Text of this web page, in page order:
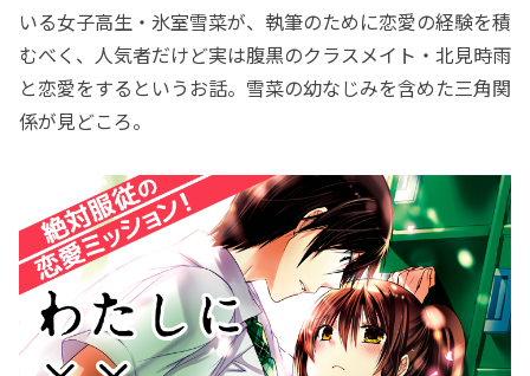
いる女子高生・氷室雪菜が、執筆のために恋愛の経験を積
むべく、人気者だけど実は腹黒のクラスメイト・北見時雨
と恋愛をするというお話。雪菜の幼なじみを含めた三角関
係が見どころ。